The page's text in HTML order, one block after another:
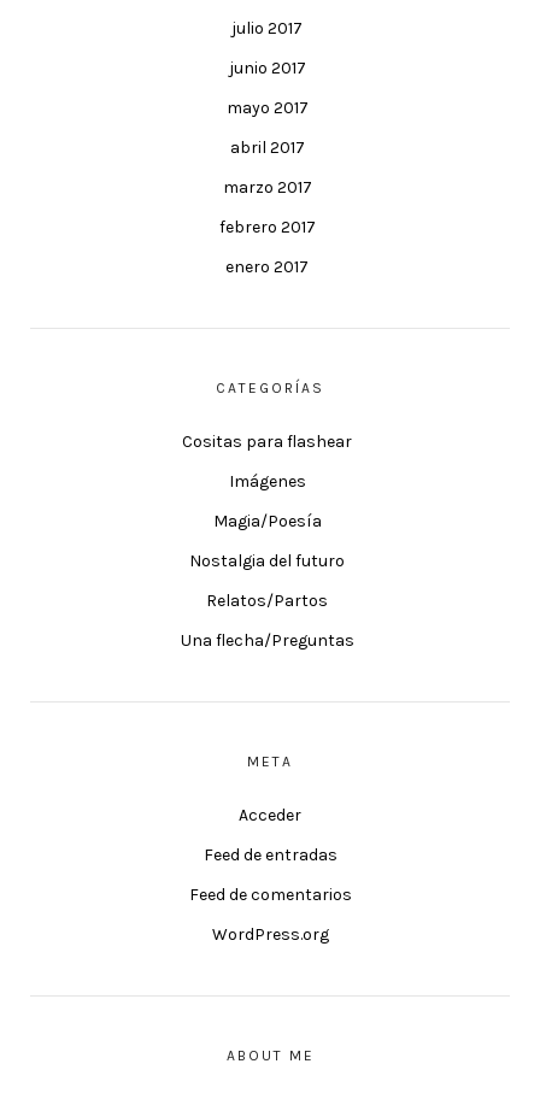
julio 2017
junio 2017
mayo 2017
abril 2017
marzo 2017
febrero 2017
enero 2017
CATEGORÍAS
Cositas para flashear
Imágenes
Magia/Poesía
Nostalgia del futuro
Relatos/Partos
Una flecha/Preguntas
META
Acceder
Feed de entradas
Feed de comentarios
WordPress.org
ABOUT ME